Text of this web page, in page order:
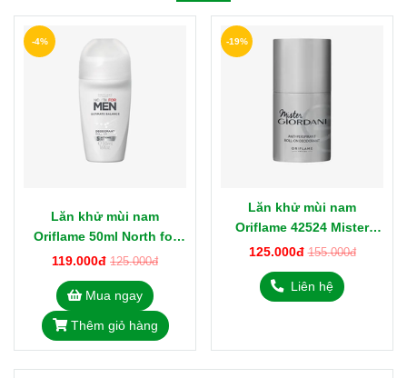
Lăn khử mùi nam
Oriflame 50ml North for
Men 43927
119.000đ 125.000đ
-4%
Mua ngay
Thêm giỏ hàng
Lăn khử mùi nam
Oriflame 42524 Mister
Giordani 50ml
125.000đ 155.000đ
-19%
Liên hệ